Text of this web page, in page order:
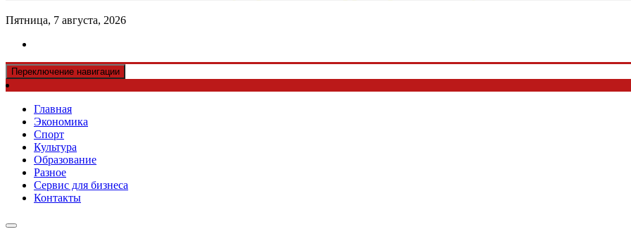
Пятница, 7 августа, 2026
Переключение навигации
Главная
Экономика
Спорт
Культура
Образование
Разное
Сервис для бизнеса
Контакты